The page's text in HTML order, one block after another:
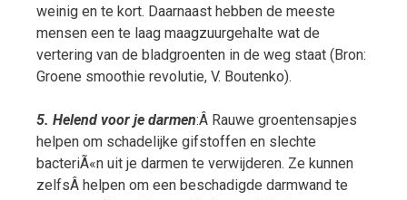
weinig en te kort. Daarnaast hebben de meeste
mensen een te laag maagzuurgehalte wat de
vertering van de bladgroenten in de weg staat (Bron:
Groene smoothie revolutie, V. Boutenko).
5. Helend voor je darmen:Â Rauwe groentensapjes
helpen om schadelijke gifstoffen en slechte
bacteriÃ«n uit je darmen te verwijderen. Ze kunnen
zelfsÂ helpen om een beschadigde darmwand te